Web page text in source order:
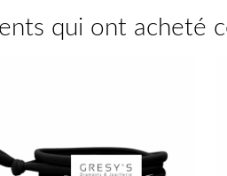
qui ont acheté